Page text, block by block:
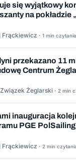
się wyjątkowy
na pokładzie
Frąckiewicz · 1 min czytania
przekazano 11
Centrum
Żeglarski · 2 min
inauguracja
PGE PolSailing
Frąckiewicz · 2 min